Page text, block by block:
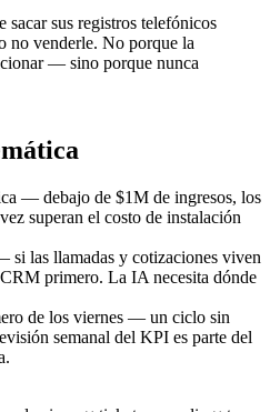
sacar sus registros telefónicos
no venderle. No porque la
— sino porque nunca
— debajo de $1M de ingresos, los
superan el costo de instalación
si las llamadas y cotizaciones viven
primero. La IA necesita dónde
de los viernes — un ciclo sin
semanal del KPI es parte del